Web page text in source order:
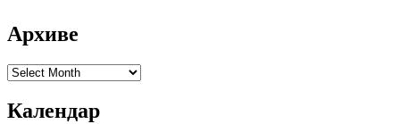
Архиве
Архиве
Календар